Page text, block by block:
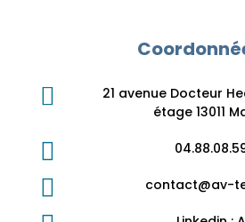

21 avenue Docteur
étage 13011

 contact@av-